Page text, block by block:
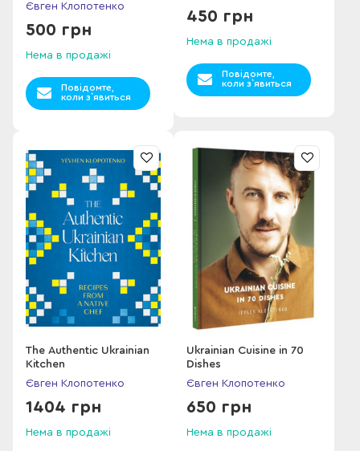
Євген Клопотенко
500 грн
Нема в продажі
Повідомте,
коли з`явиться
450 грн
Нема в продажі
Повідомте,
коли з`явиться
The Authentic Ukrainian
Kitchen
Євген Клопотенко
1404 грн
Нема в продажі
Ukrainian Cuisine in 70
Dishes
Євген Клопотенко
650 грн
Нема в продажі